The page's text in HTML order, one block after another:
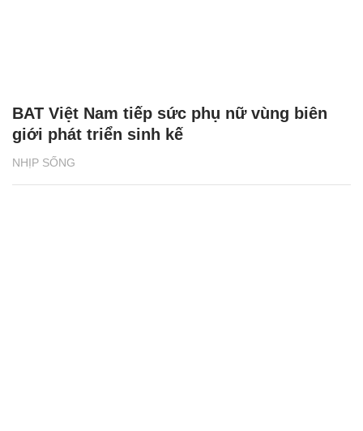
NHỊP SỐNG
BAT Việt Nam tiếp sức phụ nữ vùng biên
giới phát triển sinh kế